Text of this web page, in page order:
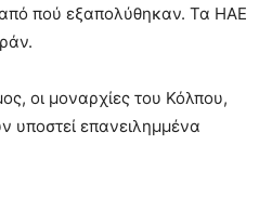
από πού εξαπολύθηκαν. Τα ΗΑΕ
οι μοναρχίες του Κόλπου,
υποστεί επανειλημμένα